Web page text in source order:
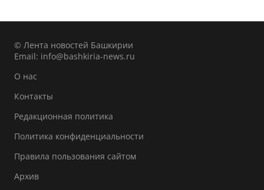
© Лента новостей Башкирии
Email: info@bashkiria-news.ru
О нас
Контакты
Редакционная политика
Политика конфиденциальности
Правила пользования сайтом
Архив